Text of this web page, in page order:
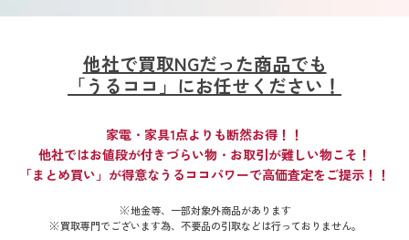
他社で買取NGだった商品でも
「うるココ」にお任せください！
家電・家具1点よりも断然お得！！
他社ではお値段が付きづらい物・お取引が難しい物こそ！
「まとめ買い」が得意なうるココパワーで高価査定をご提示！！
地金等、一部対象外商品があります
買取専門でございます為、不要品の引取などは行っておりません。